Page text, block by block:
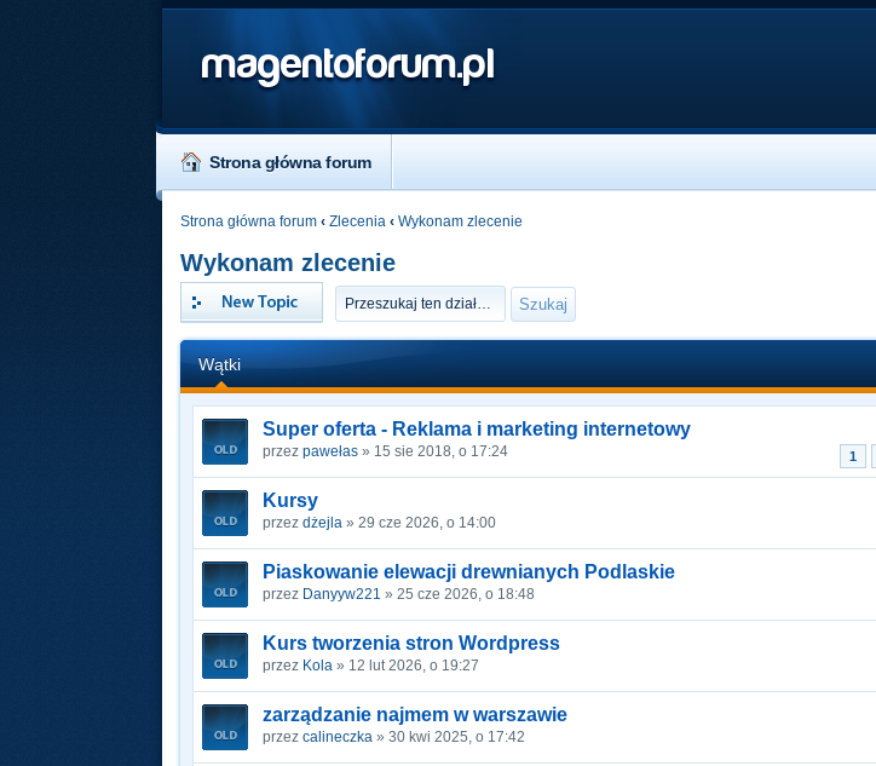
magentoforum.pl
Strona główna forum
Strona główna forum ‹ Zlecenia ‹ Wykonam zlecenie
Wykonam zlecenie
Napisz wątek
Wątki
Super oferta - Reklama i marketing internetowy
1
przezpawełas » 15 sie 2018, o 17:24
Kursy
przezdżejla » 29 cze 2026, o 14:00
Piaskowanie elewacji drewnianych Podlaskie
przez Danyyw221 » 25 cze 2026, o 18:48
Kurs tworzenia stron Wordpress
przez Kola » 12 lut 2026, o 19:27
zarządzanie najmem w warszawie
przezcalineczka » 30 kwi 2025, o 17:42